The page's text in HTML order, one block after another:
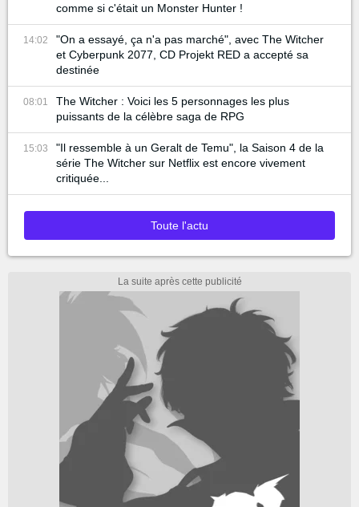
comme si c'était un Monster Hunter !
14:02
"On a essayé, ça n'a pas marché", avec The Witcher
et Cyberpunk 2077, CD Projekt RED a accepté sa
destinée
08:01
The Witcher : Voici les 5 personnages les plus
puissants de la célèbre saga de RPG
15:03
"Il ressemble à un Geralt de Temu", la Saison 4 de la
série The Witcher sur Netflix est encore vivement
critiquée...
Toute l'actu